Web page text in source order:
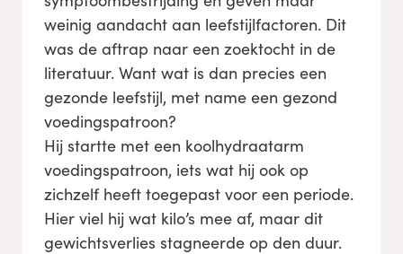
weinig aandacht aan leefstijlfactoren. Dit
was de aftrap naar een zoektocht in de
literatuur. Want wat is dan precies een
gezonde leefstijl, met name een gezond
voedingspatroon?
Hij startte met een koolhydraatarm
voedingspatroon, iets wat hij ook op
zichzelf heeft toegepast voor een periode.
Hier viel hij wat kilo’s mee af, maar dit
gewichtsverlies stagneerde op den duur.